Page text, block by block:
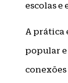
escolas e
A prática
popular